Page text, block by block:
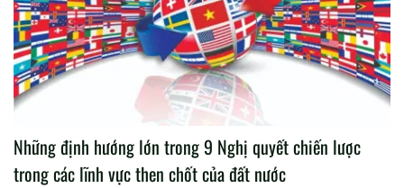
Những định hướng lớn trong 9 Nghị quyết chiến lược
trong các lĩnh vực then chốt của đất nước